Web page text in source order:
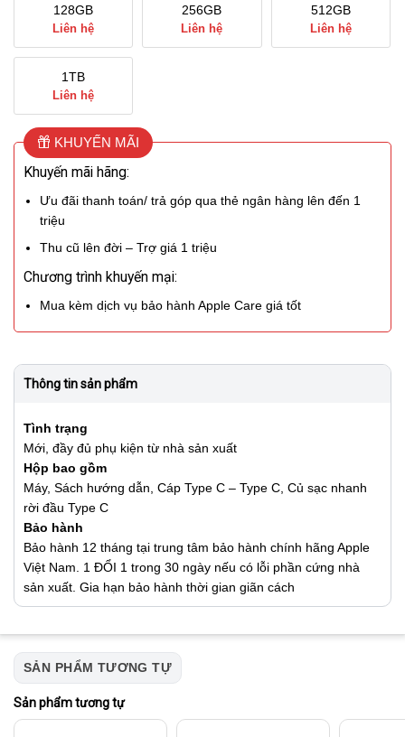
128GB
Liên hệ
256GB
Liên hệ
512GB
Liên hệ
1TB
Liên hệ
KHUYẾN MÃI
Khuyến mãi hãng:
Ưu đãi thanh toán/ trả góp qua thẻ ngân hàng lên đến 1
triệu
Thu cũ lên đời – Trợ giá 1 triệu
Chương trình khuyến mại:
Mua kèm dịch vụ bảo hành Apple Care giá tốt
Thông tin sản phẩm
Tình trạng
Mới, đầy đủ phụ kiện từ nhà sản xuất
Hộp bao gồm
Máy, Sách hướng dẫn, Cáp Type C – Type C, Củ sạc nhanh
rời đầu Type C
Bảo hành
Bảo hành 12 tháng tại trung tâm bảo hành chính hãng Apple
Việt Nam. 1 ĐỔI 1 trong 30 ngày nếu có lỗi phần cứng nhà
sản xuất. Gia hạn bảo hành thời gian giãn cách
SẢN PHẨM TƯƠNG TỰ
Sản phẩm tương tự